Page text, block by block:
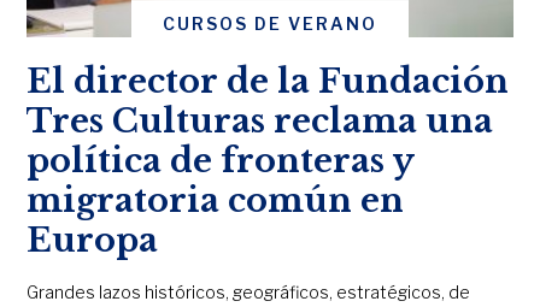
CURSOS DE VERANO
El director de la Fundación
Tres Culturas reclama una
política de fronteras y
migratoria común en
Europa
Grandes lazos históricos, geográficos, estratégicos, de